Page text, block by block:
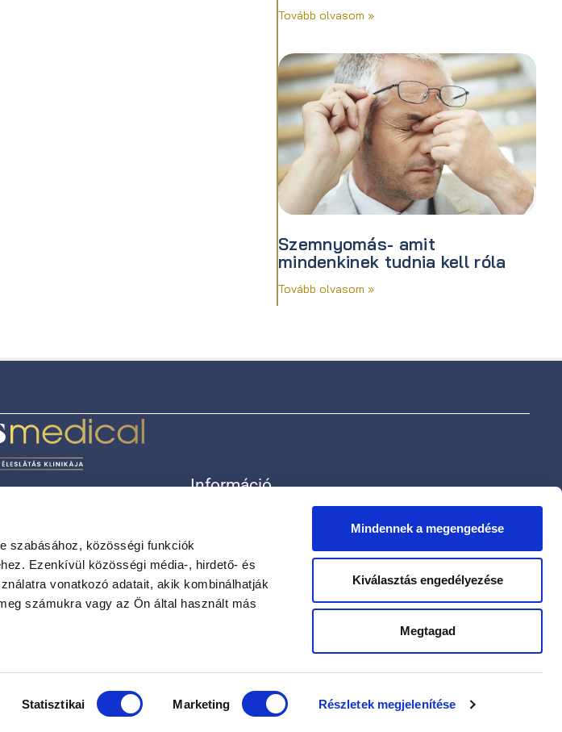
szabásához, közösségi funkciók
Ezenkívül közösségi média-, hirdető- és
vonatkozó adatait, akik kombinálhatják
számukra vagy az Ön által használt más
Statisztikai Marketing Részletek megjelenítése
Mindennek a megengedése
Kiválasztás engedélyezése
Megtagad
Tovább olvasom »
Szemnyomás- amit
mindenkinek tudnia kell róla
Tovább olvasom »
Információ
Kapcsolat
Adatvédelmi szabályzat
Adatkezelési tájékoztató